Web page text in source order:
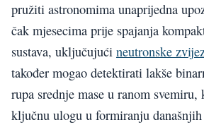
pružiti astronomima unaprijedna
čak mjesecima prije spajanja
sustava, uključujući neutronske
također mogao detektirati lakše
rupa srednje mase u ranom
ključnu ulogu u formiranju današnjih